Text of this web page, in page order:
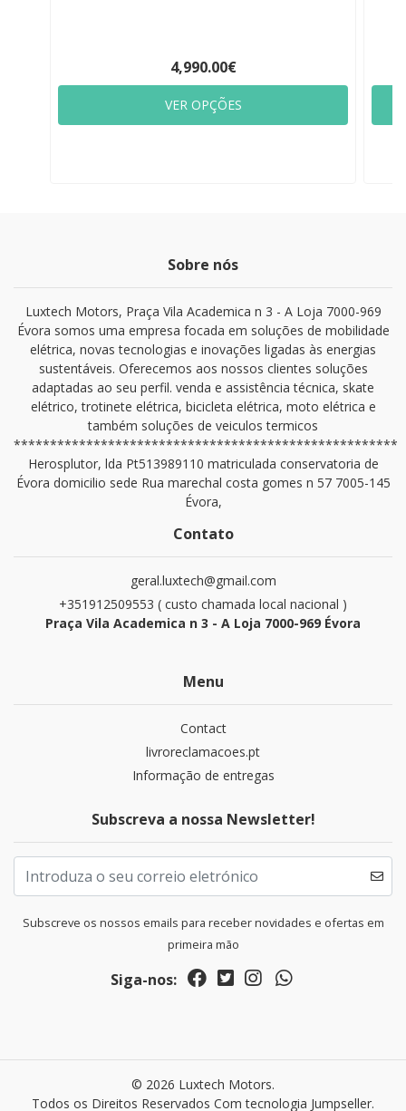
4,990.00€
VER OPÇÕES
Sobre nós
Luxtech Motors, Praça Vila Academica n 3 - A Loja 7000-969
Évora somos uma empresa focada em soluções de mobilidade
elétrica, novas tecnologias e inovações ligadas às energias
sustentáveis. Oferecemos aos nossos clientes soluções
adaptadas ao seu perfil. venda e assistência técnica, skate
elétrico, trotinete elétrica, bicicleta elétrica, moto elétrica e
também soluções de veiculos termicos
*****************************************************
Herosplutor, lda Pt513989110 matriculada conservatoria de
Évora domicilio sede Rua marechal costa gomes n 57 7005-145
Évora,
Contato
geral.luxtech@gmail.com
+351912509553 ( custo chamada local nacional )
Praça Vila Academica n 3 - A Loja 7000-969 Évora
Menu
Contact
livroreclamacoes.pt
Informação de entregas
Subscreva a nossa Newsletter!
Subscreve os nossos emails para receber novidades e ofertas em
primeira mão
Siga-nos:
© 2026 Luxtech Motors.
Todos os Direitos Reservados Com tecnologia Jumpseller.